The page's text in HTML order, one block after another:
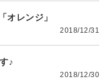
オレンジ」
2018/12/31
♪
2018/12/30